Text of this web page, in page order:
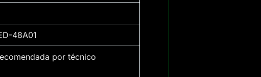
48A01
por técnico